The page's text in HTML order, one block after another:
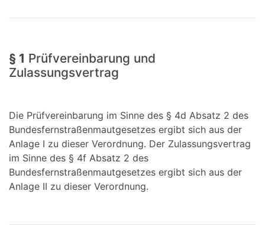
§ 1 Prüfvereinbarung und
Zulassungsvertrag
Die Prüfvereinbarung im Sinne des § 4d Absatz 2 des
Bundesfernstraßenmautgesetzes ergibt sich aus der
Anlage I zu dieser Verordnung. Der Zulassungsvertrag
im Sinne des § 4f Absatz 2 des
Bundesfernstraßenmautgesetzes ergibt sich aus der
Anlage II zu dieser Verordnung.